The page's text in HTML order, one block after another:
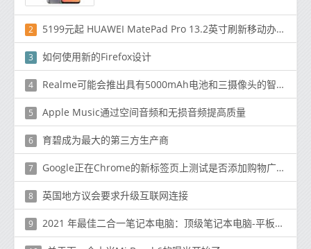
2 5199元起 HUAWEI MatePad Pro 13.2英寸刷新移动办公新体验
3 如何使用新的Firefox设计
4 Realme可能会推出具有5000mAh电池和三摄像头的智能手机
5 Apple Music通过空间音频和无损音频提高质量
6 育碧成为最大的第三方生产商
7 Google正在Chrome的新标签页上测试是否添加购物广告卡
8 英国地方议会要求升级互联网连接
9 2021 年最佳二合一笔记本电脑：顶级笔记本电脑-平板电脑混合体